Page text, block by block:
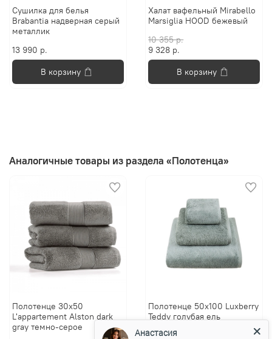
Сушилка для белья
Brabantia надверная серый
металлик
13 990 р.
В корзину
Халат вафельный Mirabello
Marsiglia HOOD бежевый
10 355 р.
9 328 р.
В корзину
Аналогичные товары из раздела «Полотенца»
Полотенце 30х50
L'appartement Alston dark
gray темно-серое
Полотенце 50х100 Luxberry
Teddy голубая ель
Анастасия